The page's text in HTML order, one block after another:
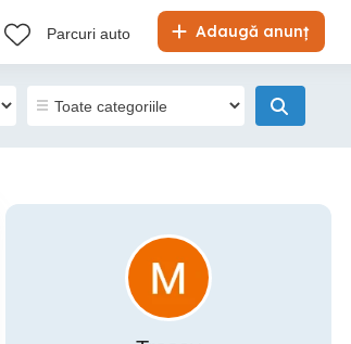
Adaugă anunț
Parcuri auto